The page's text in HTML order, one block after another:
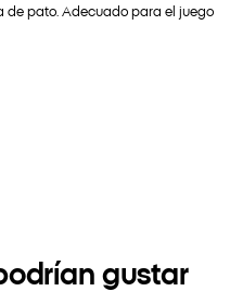
de pato. Adecuado para el juego
gustar